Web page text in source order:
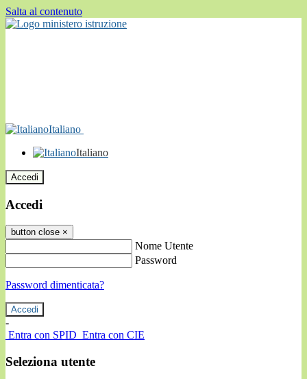
Salta al contenuto
Italiano
Italiano
Accedi
Accedi
button close ×
Nome Utente
Password
Password dimenticata?
-
Entra con SPID Entra con CIE
Seleziona utente